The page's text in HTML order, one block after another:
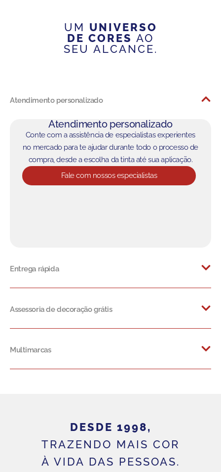
UM UNIVERSO
DE CORES AO
SEU ALCANCE.
Atendimento personalizado
Atendimento personalizado
Conte com a assistência de especialistas experientes
no mercado para te ajudar durante todo o processo de
compra, desde a escolha da tinta até sua aplicação.
Fale com nossos especialistas
Entrega rápida
Assessoria de decoração grátis
Multimarcas
DESDE 1998,
TRAZENDO MAIS COR
À VIDA DAS PESSOAS.